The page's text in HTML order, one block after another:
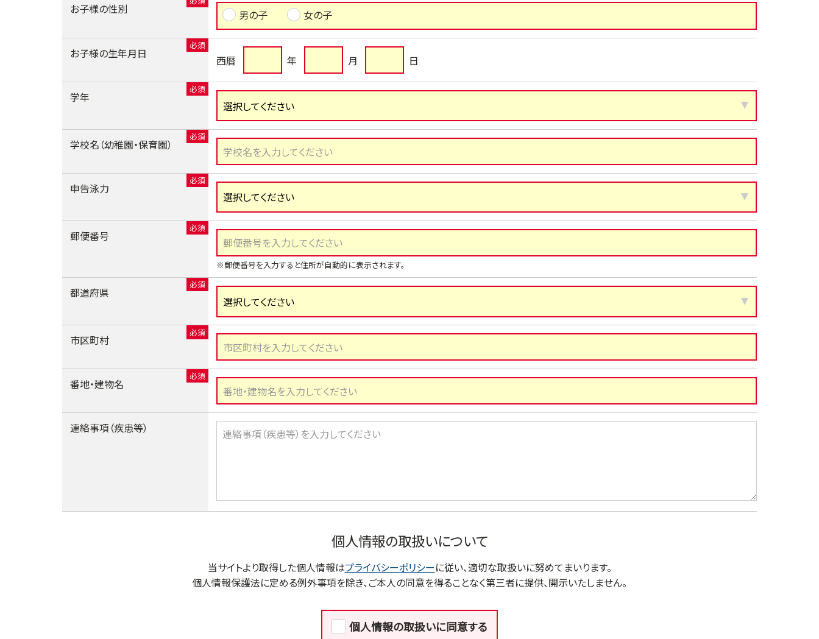
お子様の性別 男の子 女の子
お子様の生年月日 西暦 年 月 日
学年
学校名（幼稚園・保育園）
申告泳力
郵便番号
※郵便番号を入力すると住所が自動的に表示されます。
都道府県
市区町村
番地・建物名
連絡事項（疾患等）
個人情報の取扱いについて
当サイトより取得した個人情報はプライバシーポリシーに従い、適切な取扱いに努めてまいります。
個人情報保護法に定める例外事項を除き、ご本人の同意を得ることなく第三者に提供、開示いたしません。
個人情報の取扱いに同意する